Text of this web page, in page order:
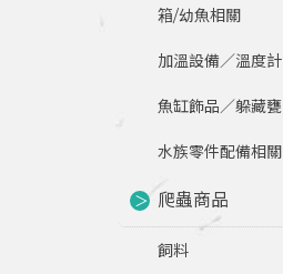
箱/幼魚相關
加溫設備／溫度計
魚缸飾品／躲藏甕
水族零件配備相關
爬蟲商品
飼料